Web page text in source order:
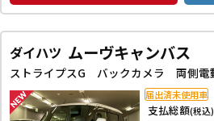
ダイハツ ムーヴキャンバス
支払総額(税込)
届出済未使用車